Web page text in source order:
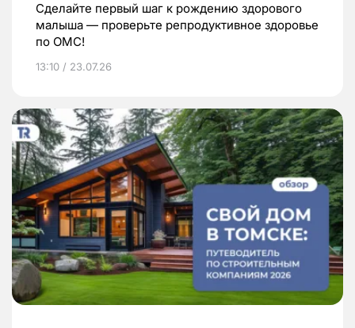
Сделайте первый шаг к рождению здорового
малыша — проверьте репродуктивное здоровье
по ОМС!
13:10 / 23.07.26